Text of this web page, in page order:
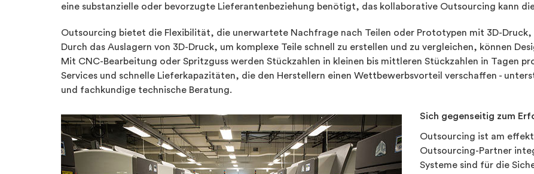
eine substanzielle oder bevorzugte Lieferantenbeziehung benötigt, das kollaborative Outsourcing kann
Outsourcing bietet die Flexibilität, die unerwartete Nachfrage nach Teilen oder Prototypen mit 3D-Druck,
Durch das Auslagern von 3D-Druck, um komplexe Teile schnell zu erstellen und zu vergleichen, können
Mit CNC-Bearbeitung oder Spritzguss werden Stückzahlen in kleinen bis mittleren Stückzahlen in Tagen
Services und schnelle Lieferkapazitäten, die den Herstellern einen Wettbewerbsvorteil verschaffen -
und fachkundige technische Beratung.
Sich gegenseitig zum
Outsourcing ist am
Outsourcing-Partner
Systeme sind für die